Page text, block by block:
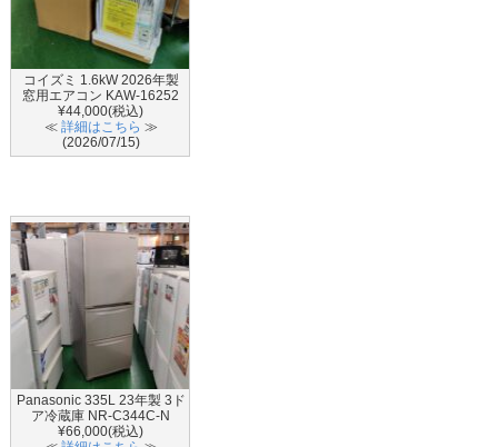
コイズミ 1.6kW 2026年製
窓用エアコン KAW-16252
¥44,000(税込)
≪ 詳細はこちら ≫
(2026/07/15)
Panasonic 335L 23年製 3ド
ア冷蔵庫 NR-C344C-N
¥66,000(税込)